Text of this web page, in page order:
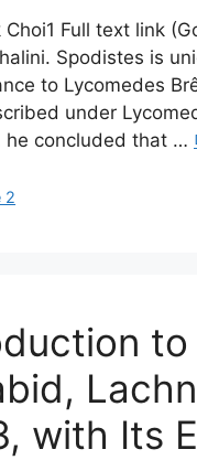
Choi1 Full text link
Spodistes is
to Lycomedes
under
he concluded that …
2
with Its